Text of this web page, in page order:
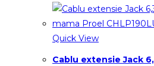
Quick View
Cablu extensie Jack